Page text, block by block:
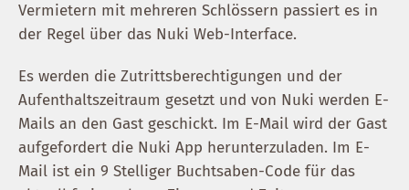
Vermietern mit mehreren Schlössern passiert es in
der Regel über das Nuki Web-Interface.
Es werden die Zutrittsberechtigungen und der
Aufenthaltszeitraum gesetzt und von Nuki werden E-
Mails an den Gast geschickt. Im E-Mail wird der Gast
aufgefordert die Nuki App herunterzuladen. Im E-
Mail ist ein 9 Stelliger Buchtsaben-Code für das